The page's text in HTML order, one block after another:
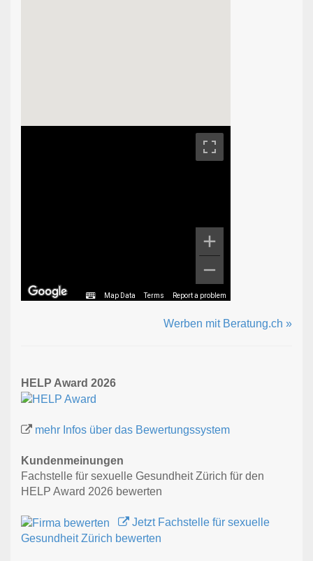
Map Data Terms Report a problem
Werben mit Beratung.ch »
HELP Award 2026
mehr Infos über das Bewertungssystem
Kundenmeinungen
Fachstelle für sexuelle Gesundheit Zürich für den
HELP Award 2026 bewerten
Jetzt Fachstelle für sexuelle
Gesundheit Zürich bewerten